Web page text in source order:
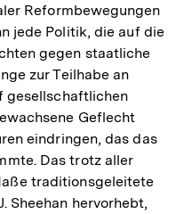
Reformbewegungen
jede Politik, die auf die
gegen staatliche
zur Teilhabe an
gesellschaftlichen
Geflecht
eindringen, das das
Das trotz aller
traditionsgeleitete
Sheehan hervorhebt,